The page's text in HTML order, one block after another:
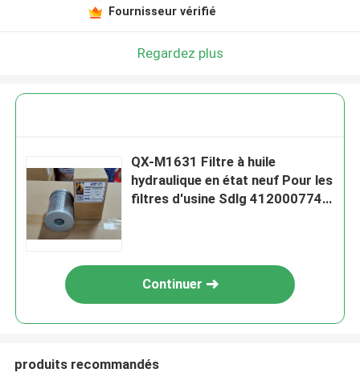
Fournisseur vérifié
Regardez plus
QX-M1631 Filtre à huile
hydraulique en état neuf Pour les
filtres d'usine Sdlg 4120007747
Continuer
produits recommandés